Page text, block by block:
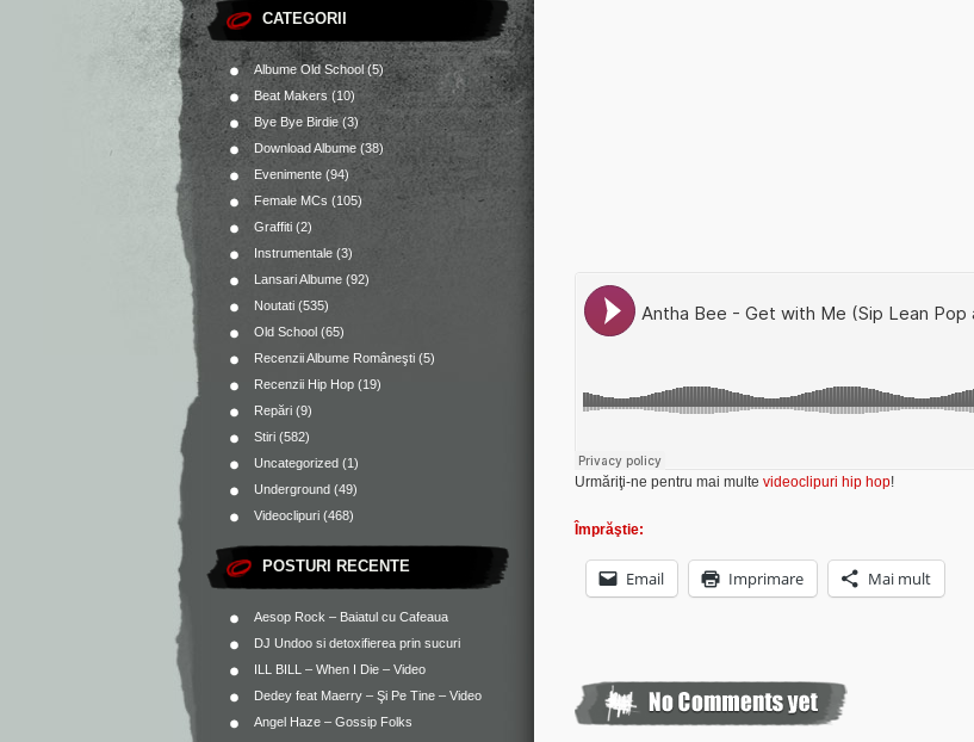
CATEGORII
Albume Old School(5)
Beat Makers(10)
Bye Bye Birdie(3)
Download Albume (38)
Evenimente (94)
Female MCs (105)
Graffiti (2)
Instrumentale (3)
Lansari Albume (92)
Noutati (535)
Old School (65)
Recenzii Albume Româneşti (5)
Recenzii Hip Hop (19)
Repări (9)
Stiri (582)
Uncategorized (1)
Underground (49)
Videoclipuri (468)
POSTURI RECENTE
Aesop Rock – Baiatul cu Cafeaua
DJ Undoo si detoxifierea prin sucuri
ILL BILL – When I Die – Video
Dedey feat Maerry – Şi Pe Tine – Video
Angel Haze – Gossip Folks
Urmăriţi-ne pentru mai multe videoclipuri hip hop!
Împrăştie:
Email Imprimare Mai mult